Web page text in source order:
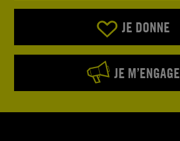
JE DONNE
JE M’ENGAGE